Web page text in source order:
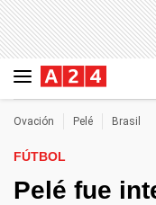
Ovación Pelé Brasil
FÚTBOL
Pelé fue